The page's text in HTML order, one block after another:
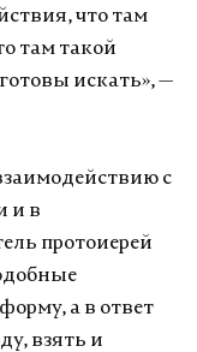
что там
там такой
искать», —
с
и в
протоиерей
а в ответ
взять и